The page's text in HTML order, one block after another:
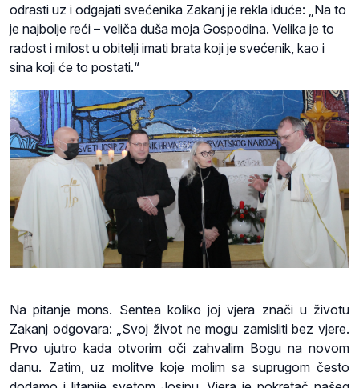
odrasti uz i odgajati svećenika Zakanj je rekla iduće: „Na to
je najbolje reći – veliča duša moja Gospodina. Velika je to
radost i milost u obitelji imati brata koji je svećenik, kao i
sina koji će to postati.“
Na pitanje mons. Sentea koliko joj vjera znači u životu
Zakanj odgovara: „Svoj život ne mogu zamisliti bez vjere.
Prvo ujutro kada otvorim oči zahvalim Bogu na novom
danu. Zatim, uz molitve koje molim sa suprugom često